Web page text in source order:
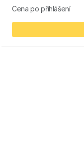
Cena po přihlášení